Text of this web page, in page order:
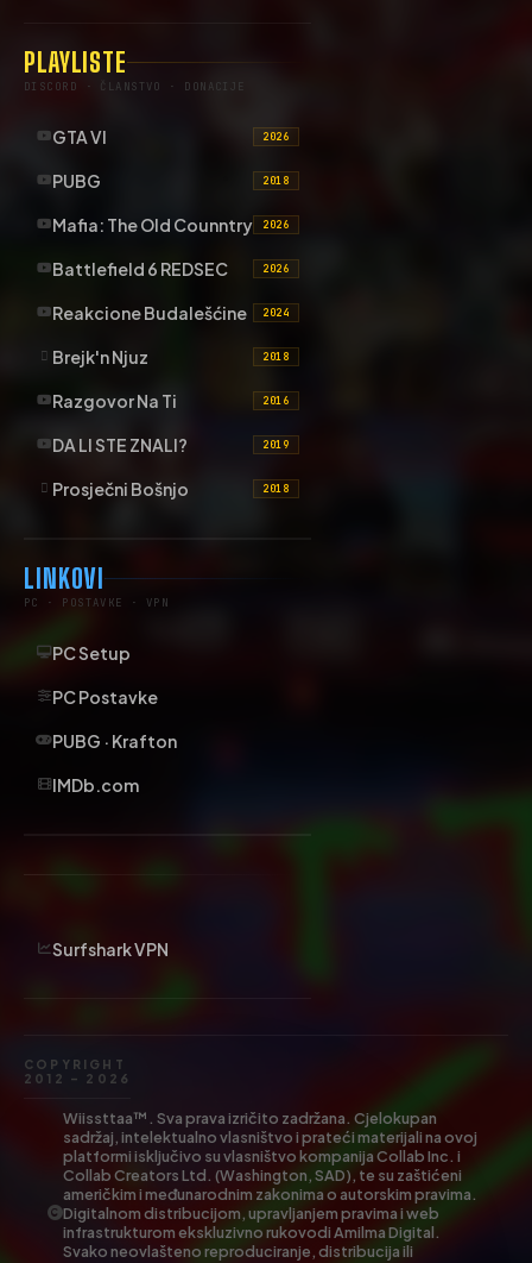
PLAYLISTE
DISCORD · ČLANSTVO · DONACIJE
GTA VI 2026
PUBG 2018
Mafia: The Old Counntry 2026
Battlefield 6 REDSEC 2026
Reakcione Budalešćine 2024
Brejk'n Njuz 2018
Razgovor Na Ti 2016
DA LI STE ZNALI? 2019
Prosječni Bošnjo 2018
LINKOVI
PC · POSTAVKE · VPN
PC Setup
PC Postavke
PUBG · Krafton
IMDb.com
Surfshark VPN
COPYRIGHT
2012 – 2026
Wiissttaa™. Sva prava izričito zadržana. Cjelokupan
sadržaj, intelektualno vlasništvo i prateći materijali na ovoj
platformi isključivo su vlasništvo kompanija Collab Inc. i
Collab Creators Ltd. (Washington, SAD), te su zaštićeni
američkim i međunarodnim zakonima o autorskim pravima.
Digitalnom distribucijom, upravljanjem pravima i web
infrastrukturom ekskluzivno rukovodi Amilma Digital.
Svako neovlašteno reproduciranje, distribucija ili